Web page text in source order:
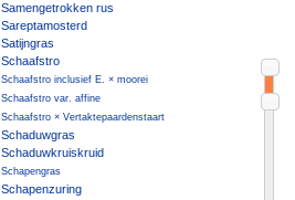
Samengetrokken rus
Sareptamosterd
Satijngras
Schaafstro
Schaafstro inclusief E. × moorei
Schaafstro var. affine
Schaafstro × Vertaktepaardenstaart
Schaduwgras
Schaduwkruiskruid
Schapengras
Schapenzuring